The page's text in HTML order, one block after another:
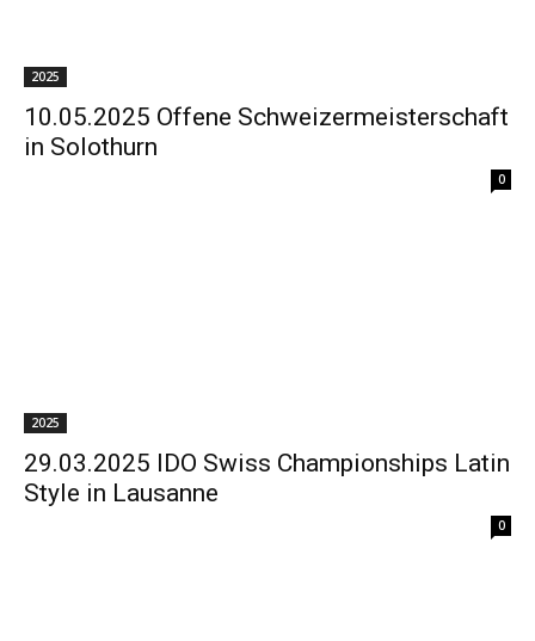
2025
10.05.2025 Offene Schweizermeisterschaft
in Solothurn
0
2025
29.03.2025 IDO Swiss Championships Latin
Style in Lausanne
0